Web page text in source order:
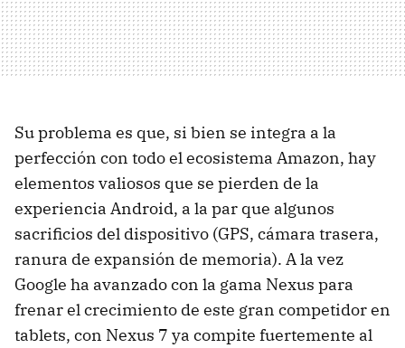
Su problema es que, si bien se integra a la
perfección con todo el ecosistema Amazon, hay
elementos valiosos que se pierden de la
experiencia Android, a la par que algunos
sacrificios del dispositivo (GPS, cámara trasera,
ranura de expansión de memoria). A la vez
Google ha avanzado con la gama Nexus para
frenar el crecimiento de este gran competidor en
tablets, con Nexus 7 ya compite fuertemente al